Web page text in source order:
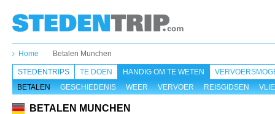
Home Betalen Munchen
STEDENTRIPS TE DOEN
HANDIG OM TE WETEN
BETALEN
GESCHIEDENIS WEER VERVOER REISGIDSEN
BETALEN MUNCHEN